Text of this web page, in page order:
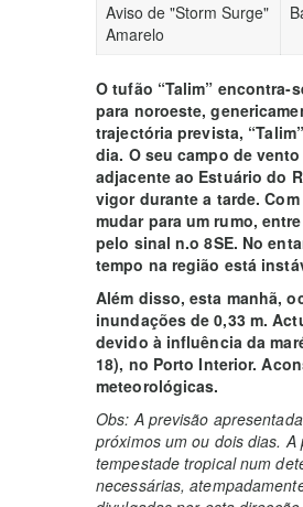
Aviso de "Storm Surge"
Amarelo
O tufão “Talim” encontra-
para noroeste,
trajectória prevista,
dia. O seu campo de
adjacente ao Estuário do
vigor durante a tarde.
mudar para um rumo,
pelo sinal n.o 8SE. No
tempo na região está
Além disso, esta manhã,
inundações de 0,33 m.
devido à influência da
18), no Porto Interior.
meteorológicas.
Obs: A previsão
próximos um ou dois dias.
tempestade tropical num
necessárias,